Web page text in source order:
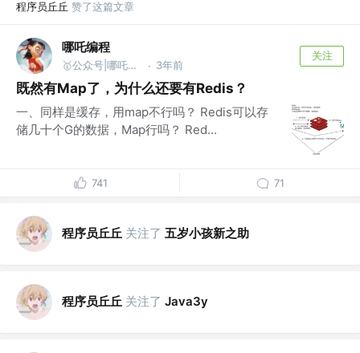
程序员丘丘 赞了这篇文章
哪吒编程
🥇公众号|哪吒编程 · 3年前
关注
既然有Map了，为什么还要有Redis？
一、同样是缓存，用map不行吗？ Redis可以存
储几十个G的数据，Map行吗？ Red...
741 71
程序员丘丘 关注了 五岁小孩新之助
程序员丘丘 关注了 Java3y